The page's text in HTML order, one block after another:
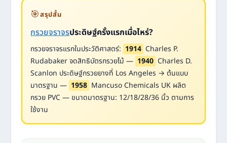
🎯สรุปสั้น
กรวยจราจรประดิษฐ์ครั้งแรกเมื่อไหร่?
กรวยจราจรแรกในประวัติศาสตร์: 1914 Charles P.
Rudabaker จดสิทธิบัตรกรวยไม้ — 1940 Charles D.
Scanlon ประดิษฐ์กรวยยางที่ Los Angeles → ต้นแบบ
มาตรฐาน — 1958 Mancuso Chemicals UK ผลิต
กรวย PVC — ขนาดมาตรฐาน: 12/18/28/36 นิ้ว ตามการ
ใช้งาน